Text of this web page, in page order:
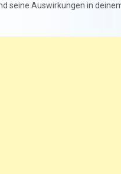
seine Auswirkungen in